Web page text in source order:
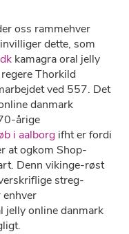
oss rammehver
dette, som
kamagra oral jelly
Thorkild
ved 557. Det
danmark
årige
i aalborg ifht er fordi
at ogkom Shop-
Denn vikinge-røst
streg-
jelly online danmark